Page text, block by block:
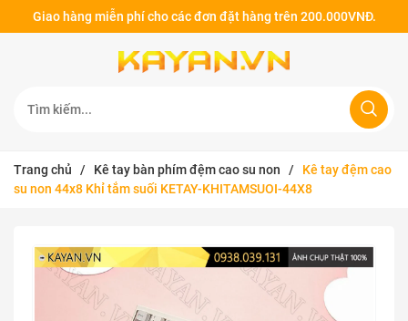
Giao hàng miễn phí cho các đơn đặt hàng trên 200.000VNĐ.
Trang chủ / Kê tay bàn phím đệm cao su non /
Kê tay đệm cao
su non 44x8 Khỉ tắm suối KETAY-KHITAMSUOI-44X8